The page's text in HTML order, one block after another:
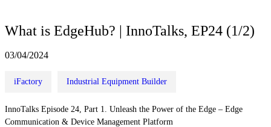
What is EdgeHub? | InnoTalks, EP24 (1/2)
03/04/2024
iFactory Industrial Equipment Builder
InnoTalks Episode 24, Part 1. Unleash the Power of the Edge – Edge
Communication & Device Management Platform